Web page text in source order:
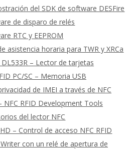
del SDK de software DESFire
de disparo de relés
RTC y EEPROM
asistencia horaria para TWR y XRCa
– Lector de tarjetas
PC/SC – Memoria USB
de IMEI a través de NFC
NFC RFID Development Tools
del lector NFC
– Control de acceso NFC RFID
con un relé de apertura de